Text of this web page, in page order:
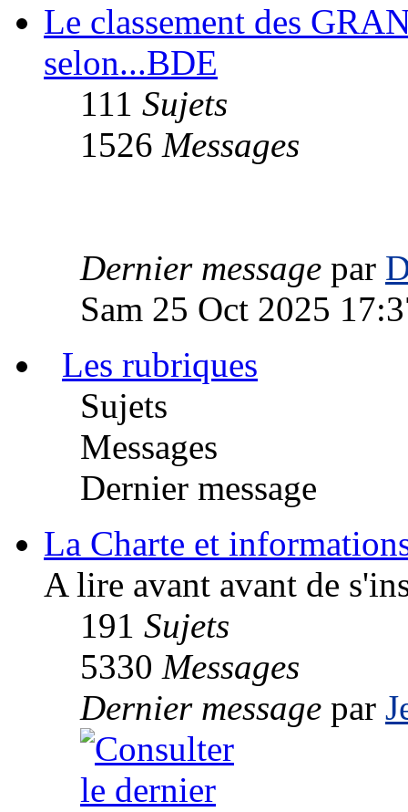
Le classement des
selon...BDE
111 Sujets
1526 Messages
Dernier message par
Sam 25 Oct 2025
Les rubriques
Sujets
Messages
Dernier message
La Charte et
A lire avant avant de
191 Sujets
5330 Messages
Dernier message par